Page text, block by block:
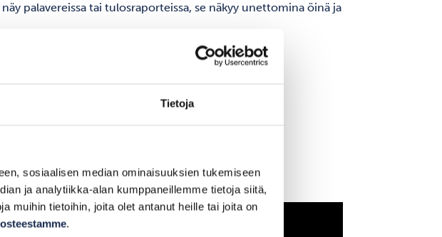
Tietoja
sosiaalisen median ominaisuuksien tukemiseen
ja analytiikka-alan kumppaneillemme tietoja siitä,
muihin tietoihin, joita olet antanut heille tai joita on
.
palavereissa tai tulosraporteissa, se näkyy unettomina öinä ja
ja työyhteisön tietämättä!